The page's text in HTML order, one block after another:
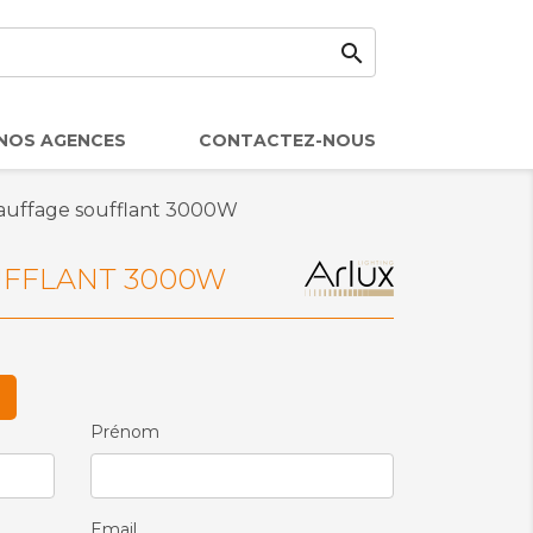

AGENCES CONTACTEZ-NOUS
soufflant 3000W
3000W
Prénom